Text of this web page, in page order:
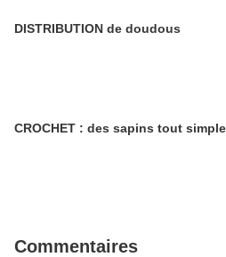
DISTRIBUTION de doudous
CROCHET : des sapins tout
Commentaires